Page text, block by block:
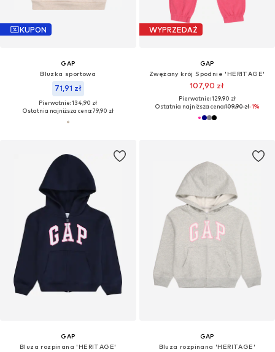
KUPON
GAP
Bluzka sportowa
71,91 zł
Pierwotnie: 134,90 zł
Ostatnia najniższa cena:79,90 zł
WYPRZEDAŻ
GAP
Zwężany krój Spodnie 'HERITAGE'
107,90 zł
Pierwotnie: 129,90 zł
Ostatnia najniższa cena:109,90 zł-1%
GAP
Bluza rozpinana 'HERITAGE'
GAP
Bluza rozpinana 'HERITAGE'